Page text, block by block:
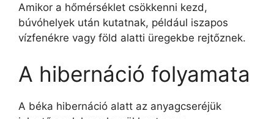
Amikor a hőmérséklet csökkenni kezd,
búvóhelyek után kutatnak, például iszapos
vízfenékre vagy föld alatti üregekbe rejtőznek.
A hibernáció folyamata
A béka hibernáció alatt az anyagcseréjük